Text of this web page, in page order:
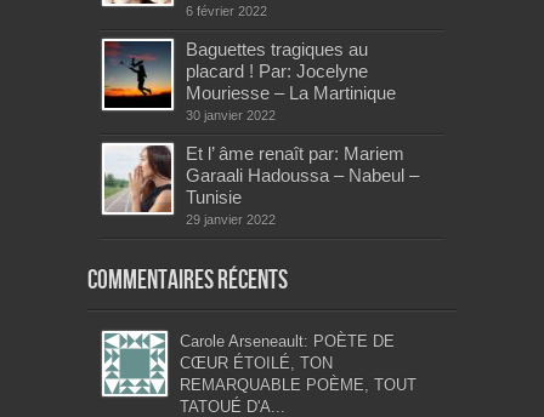
6 février 2022
Baguettes tragiques au
placard ! Par: Jocelyne
Mouriesse – La Martinique
30 janvier 2022
Et l’ âme renaît par: Mariem
Garaali Hadoussa – Nabeul –
Tunisie
29 janvier 2022
Commentaires récents
Carole Arseneault: POÈTE DE
CŒUR ÉTOILÉ, TON
REMARQUABLE POÈME, TOUT
TATOUÉ D'A...